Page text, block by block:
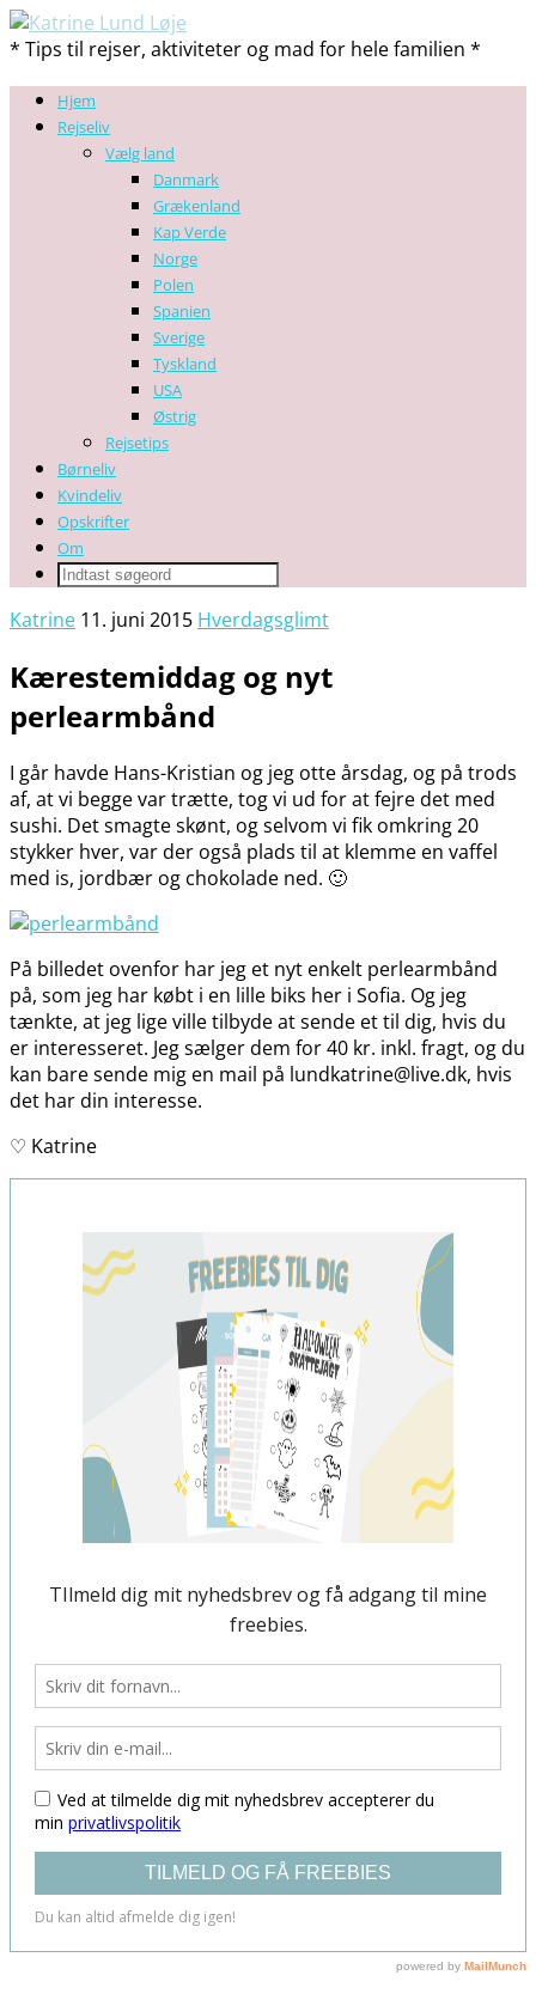
* Tips til rejser, aktiviteter og mad for hele familien *
Hjem
Rejseliv
Vælg land
Danmark
Grækenland
Kap Verde
Norge
Polen
Spanien
Sverige
Tyskland
USA
Østrig
Rejsetips
Børneliv
Kvindeliv
Opskrifter
Om
Katrine 11. juni 2015 Hverdagsglimt
Kærestemiddag og nyt
perlearmbånd
I går havde Hans-Kristian og jeg otte årsdag, og på trods
af, at vi begge var trætte, tog vi ud for at fejre det med
sushi. Det smagte skønt, og selvom vi fik omkring 20
stykker hver, var der også plads til at klemme en vaffel
med is, jordbær og chokolade ned. 🙂
På billedet ovenfor har jeg et nyt enkelt perlearmbånd
på, som jeg har købt i en lille biks her i Sofia. Og jeg
tænkte, at jeg lige ville tilbyde at sende et til dig, hvis du
er interesseret. Jeg sælger dem for 40 kr. inkl. fragt, og du
kan bare sende mig en mail på lundkatrine@live.dk, hvis
det har din interesse.
♡ Katrine